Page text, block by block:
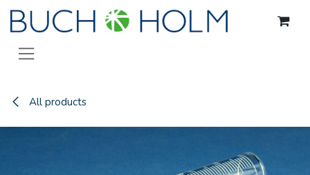
Gå til indhold
All products